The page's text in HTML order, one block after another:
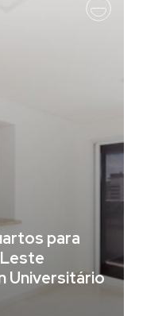
para
Universitário